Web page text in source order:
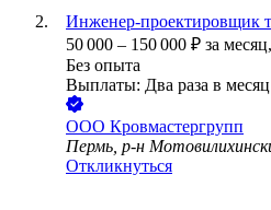
Инженер-проектировщик
50 000 – 150 000 ₽ за месяц,
Без опыта
Выплаты: Два раза в месяц
ООО Кровмастергрупп
Пермь, р-н
Откликнуться